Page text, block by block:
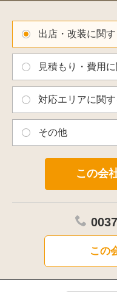
れた。
令和3年12月24日のクリスマス
なるべく行かない方がいい
出店・改装に関
見積もり・費用
対応エリアに関
その他
この